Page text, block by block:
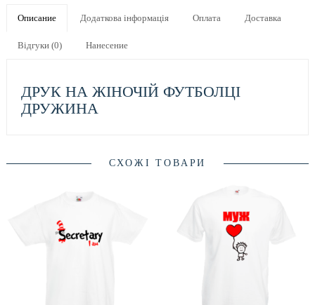
Описание Додаткова інформація Оплата Доставка
Відгуки (0) Нанесение
ДРУК НА ЖІНОЧІЙ ФУТБОЛЦІ
ДРУЖИНА
СХОЖІ ТОВАРИ